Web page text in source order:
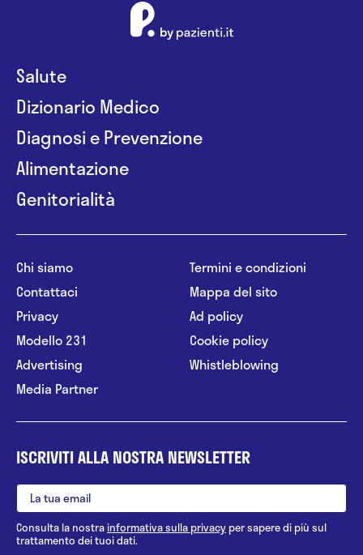
Salute
Dizionario Medico
Diagnosi e Prevenzione
Alimentazione
Genitorialità
Chi siamo
Contattaci
Privacy
Modello 231
Advertising
Media Partner
Termini e condizioni
Mappa del sito
Ad policy
Cookie policy
Whistleblowing
ISCRIVITI ALLA NOSTRA NEWSLETTER
Consulta la nostrainformativa sulla privacy per sapere di più sul
trattamento dei tuoi dati.